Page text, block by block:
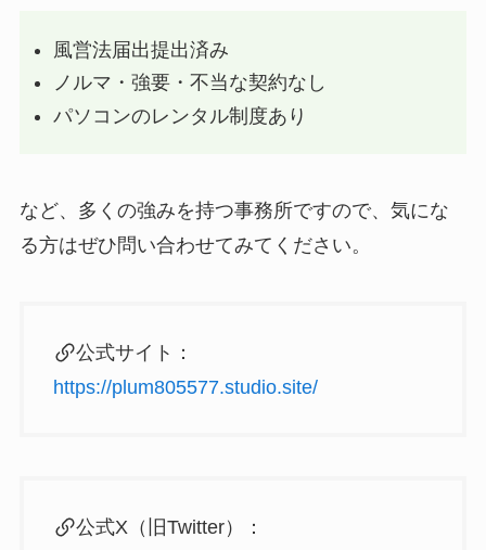
風営法届出提出済み
ノルマ・強要・不当な契約なし
パソコンのレンタル制度あり
など、多くの強みを持つ事務所ですので、気にな
る方はぜひ問い合わせてみてください。
公式サイト：
https://plum805577.studio.site/
公式X（旧Twitter）：